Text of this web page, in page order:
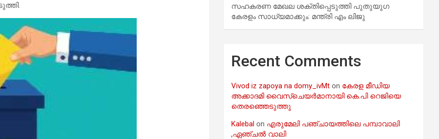
സഹകരണ മേഖല ശക്തിപ്പെടുത്തി പുതുയുഗ
കേരളം സാധ്യമാക്കും: മന്ത്രി എം ലിജു
Recent Comments
Vivod iz zapoya na domy_ivMt on കേരള മീഡിയ
അക്കാദമി വൈസ്ചെയർമാനായി കെ.പി റെജിയെ
തെരഞ്ഞെടുത്തു
Kalebal on എരുമേലി പഞ്ചായത്തിലെ പമ്പാവാലി
,ഏഞ്ചൽ വാലി